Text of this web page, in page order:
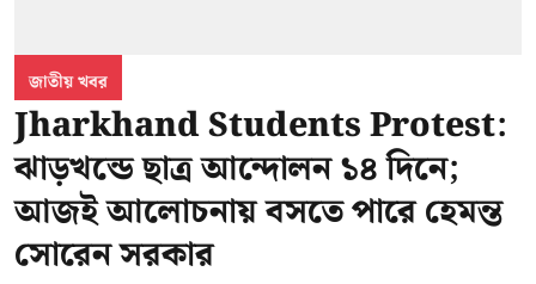
জাতীয় খবর
Jharkhand Students Protest:
ঝাড়খন্ডে ছাত্র আন্দোলন ১৪ দিনে;
আজই আলোচনায় বসতে পারে হেমন্ত
সোরেন সরকার